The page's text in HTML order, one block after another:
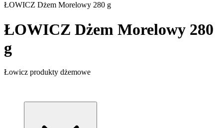
ŁOWICZ Dżem Morelowy 280 g
ŁOWICZ Dżem Morelowy 280
g
Łowicz produkty dżemowe